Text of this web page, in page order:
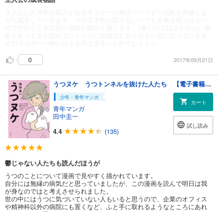
0
2017年09月21日
うつヌケ うつトンネルを抜けた人たち 【電子書籍限定 フルカラーバージョン】
少年・青年マンガ
青年マンガ
田中圭一
4.4
(135)
カート
試し読み
鬱じゃない人たちも読んだほうが
うつのことについて漫画で見やすく描かれています。
自分には無縁の病気だと思っていましたが、この漫画を読んで明日は我
が身なのではと考えさせられました。
世の中にはうつに気づいていない人もいると思うので、企業のオフィス
や精神科以外の病院にも置くなど、ふと手に取れるようなところにあれ